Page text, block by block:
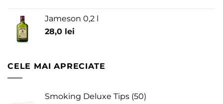
Jameson 0,2 l
28,0 lei
CELE MAI APRECIATE
Smoking Deluxe Tips (50)